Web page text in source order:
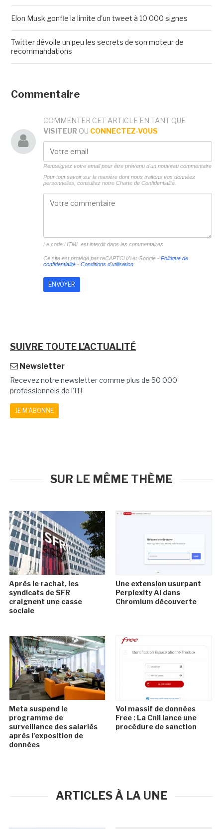
Elon Musk gonfle la limite d'un tweet à 10 000 signes
Twitter dévoile un peu les secrets de son moteur de
recommandations
Commentaire
COMMENTER CET ARTICLE EN TANT QUE
VISITEUR OU CONNECTEZ-VOUS
Renseignez votre email pour être prévenu d'un nouveau commentaire
Pour tout savoir sur la manière dont nous traitons vos données
personnelles, consultez notre Charte de Confidentialité.
Le code HTML est interdit dans les commentaires
Ce site est protégé par reCAPTCHA et Google - Politique de
confidentialité- Conditions d'utilisation
SUIVRE TOUTE L'ACTUALITÉ
Newsletter
Recevez notre newsletter comme plus de 50 000
professionnels de l'IT!
JE M'ABONNE
SUR LE MÊME THÈME
Après le rachat, les
syndicats de SFR
craignent une casse
sociale
Une extension usurpant
Perplexity AI dans
Chromium découverte
Meta suspend le
programme de
surveillance des salariés
après l'exposition de
données
Vol massif de données
Free : La Cnil lance une
procédure de sanction
ARTICLES À LA UNE